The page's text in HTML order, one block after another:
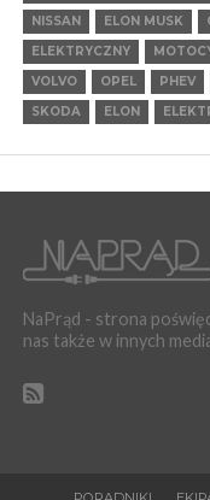
NISSAN
ELON MUSK
ELEKTRYCZNY
VOLVO
OPEL PHEV
SKODA
ELON
NaPrąd - strona
nas także w innych